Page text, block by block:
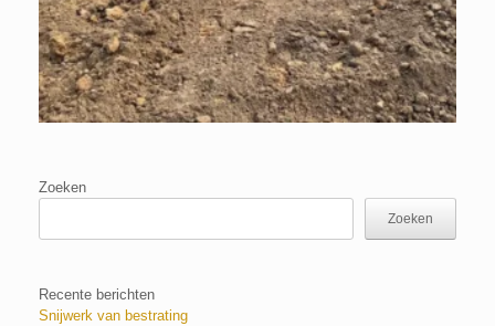
Zoeken
Zoeken
Recente berichten
Snijwerk van bestrating